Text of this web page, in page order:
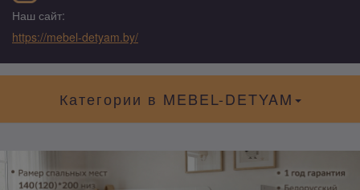
Наш сайт:
https://mebel-detyam.by/
Категории в MEBEL-DETYAM